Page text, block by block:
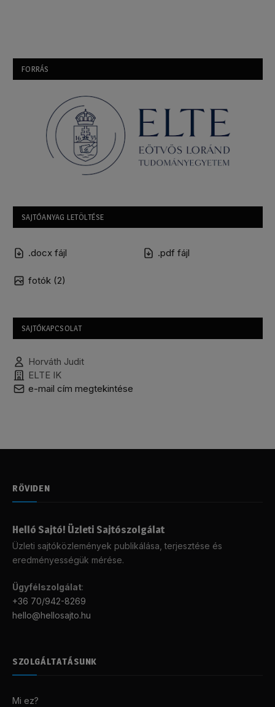
FORRÁS
SAJTÓANYAG LETÖLTÉSE
.docx fájl .pdf fájl
fotók (2)
SAJTÓKAPCSOLAT
Horváth Judit
ELTE IK
e-mail cím megtekintése
RÖVIDEN
Helló Sajtó! Üzleti Sajtószolgálat
Üzleti sajtóközlemények publikálása, terjesztése és
eredményességük mérése.
Ügyfélszolgálat:
+36 70/942-8269
hello@hellosajto.hu
SZOLGÁLTATÁSUNK
Mi ez?